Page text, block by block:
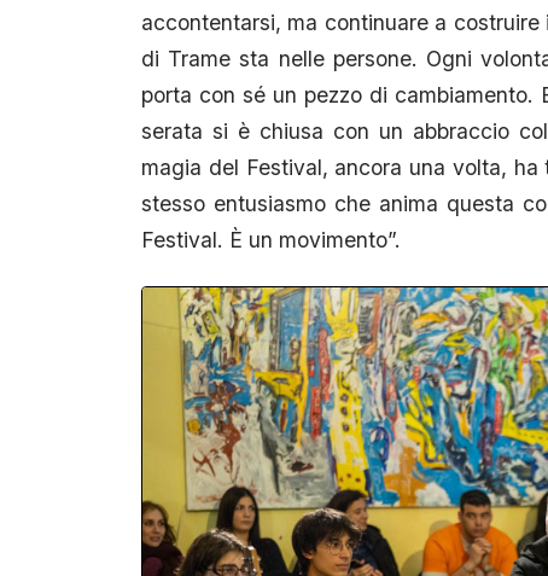
accontentarsi, ma continuare a
di Trame sta nelle persone. Ogni
porta con sé un pezzo di cambiamento.
serata si è chiusa con un abbraccio
magia del Festival, ancora una volta,
stesso entusiasmo che anima questa
Festival. È un movimento”.